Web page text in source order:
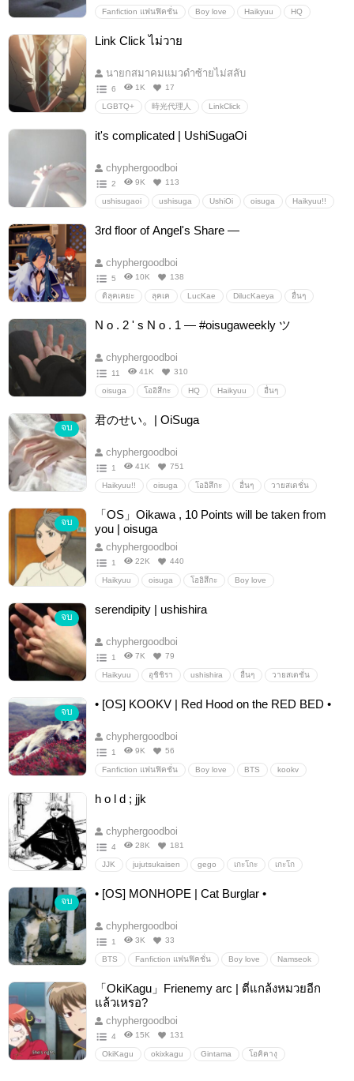
Fanfiction แฟนฟิคชั่น Boy love Haikyuu HQ
kagesuga อื่นๆ
Link Click ไม่วาย
นายกสมาคมแมวดำซ้ายไม่สลับ
6 1K 17
LGBTQ+ 時光代理人 LinkClick
เวนเฟย Veinfei
it's complicated | UshiSugaOi
chyphergoodboi
2 9K 113
ushisugaoi ushisuga UshiOi oisuga Haikyuu!!
อุชิสึกะ อุชิโออิ โออิสึกะ
3rd floor of Angel's Share —
chyphergoodboi
5 10K 138
ดิลุคเคยะ ลุคเค LucKae DilucKaeya อื่นๆ
N o . 2 ' s N o . 1 — #oisugaweekly ツ
chyphergoodboi
11 41K 310
oisuga โออิสึกะ HQ Haikyuu อื่นๆ
จบ
君のせい。| OiSuga
chyphergoodboi
1 41K 751
Haikyuu!! oisuga โออิสึกะ อื่นๆ วายสเตชั่น
จบ
「OS」Oikawa , 10 Points will be taken from
you | oisuga
chyphergoodboi
1 22K 440
Haikyuu oisuga โออิสึกะ Boy love
จบ
serendipity | ushishira
chyphergoodboi
1 7K 79
Haikyuu อุชิชิรา ushishira อื่นๆ วายสเตชั่น
จบ
• [OS] KOOKV | Red Hood on the RED BED •
chyphergoodboi
1 9K 56
Fanfiction แฟนฟิคชั่น Boy love BTS kookv
นิยายรัก
h o l d ; jjk
chyphergoodboi
4 28K 181
JJK jujutsukaisen gego เกะโกะ เกะโก
จบ
• [OS] MONHOPE | Cat Burglar •
chyphergoodboi
1 3K 33
BTS Fanfiction แฟนฟิคชั่น Boy love Namseok
อื่นๆ วายสเตชั่น
「OkiKagu」Frienemy arc | ตี๋แกล้งหมวยอีก
แล้วเหรอ?
chyphergoodboi
4 15K 131
OkiKagu okixkagu Gintama โอคิคางุ